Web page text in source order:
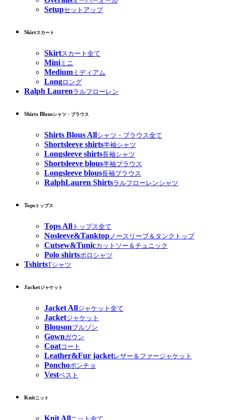
Setupセットアップ
Skirtスカート
Skirtスカート全て
Miniミニ
Medium ミディアム
Longロング
Ralph Laurenラルフローレン
Shirts Blousシャツ・ブラウス
Shirts Blous Allシャツ・ブラウス全て
Shortsleeve shirts半袖シャツ
Longsleeve shirts長袖シャツ
Shortsleeve blous半袖ブラウス
Longsleeve blous長袖ブラウス
RalphLauren Shirtsラルフローレンシャツ
Tops トップス
Tops All トップス全て
Nosleeve&Tanktop ノースリーブ＆タンクトップ
Cutsew&Tunicカットソー＆チュニック
Polo shirtsポロシャツ
TshirtsTシャツ
Jacketジャケット
Jacket Allジャケット全て
Jacketジャケット
Blousonブルゾン
Gownガウン
Coatコート
Leather&Fur jacketレザー＆ファージャケット
Ponchoポンチョ
Vestベスト
Knitニット
Knit All